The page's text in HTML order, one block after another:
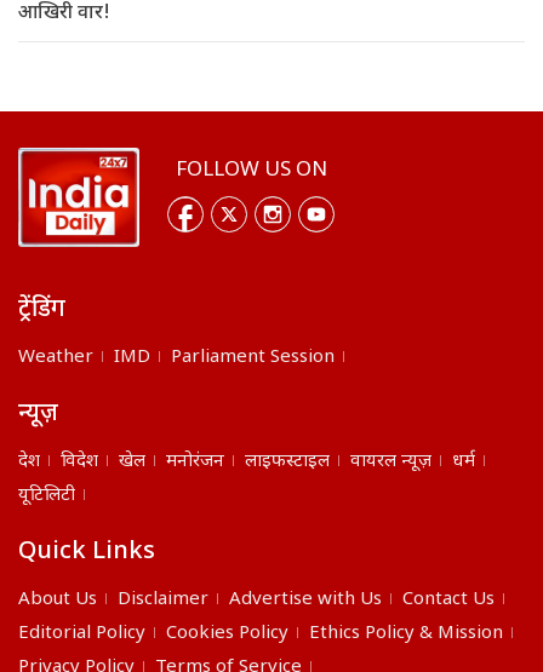
आखिरी वार!
FOLLOW US ON
ट्रेंडिंग
Weather IMD Parliament Session
न्यूज़
देश विदेश खेल मनोरंजन लाइफस्टाइल वायरल न्यूज़
धर्म
यूटिलिटी
Quick Links
About Us Disclaimer Advertise with Us
Contact Us
Editorial Policy
Cookies Policy
Ethics Policy & Mission